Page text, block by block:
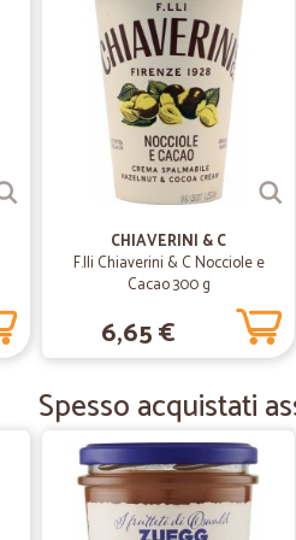
CHIAVERINI & C
F.lli Chiaverini & C Nocciole e
Cacao 300 g
6,65 €
Spesso acquistati